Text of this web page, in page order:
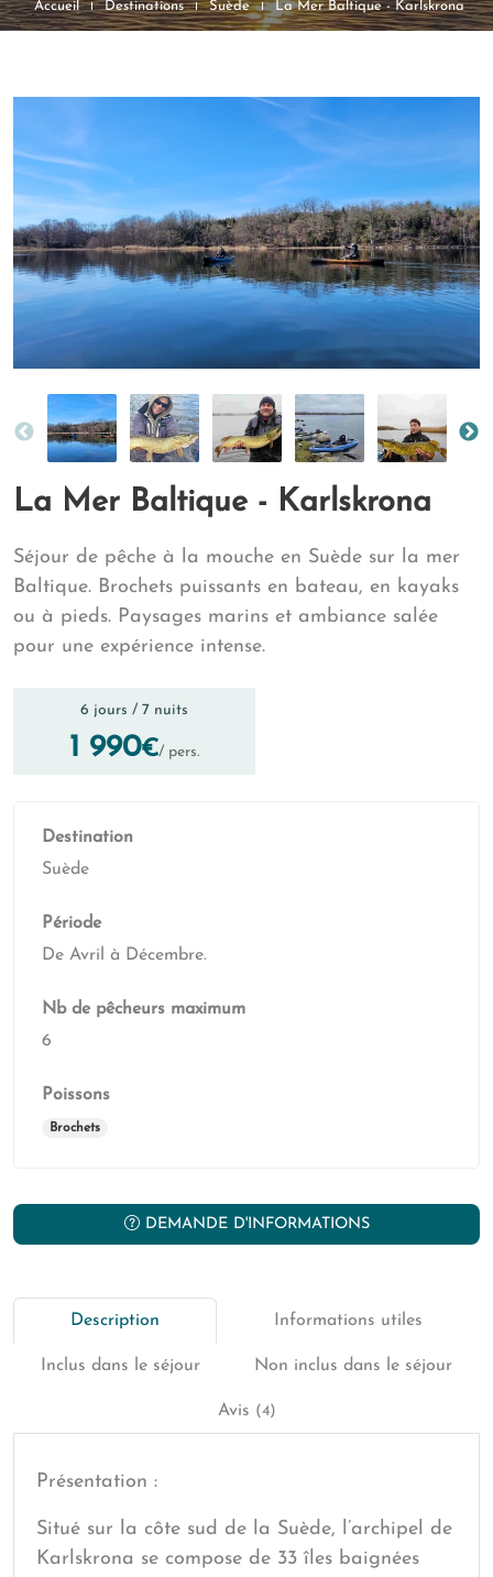
Accueil Destinations Suède La Mer Baltique - Karlskrona
La Mer Baltique - Karlskrona
Séjour de pêche à la mouche en Suède sur la mer
Baltique. Brochets puissants en bateau, en kayaks
ou à pieds. Paysages marins et ambiance salée
pour une expérience intense.
6 jours / 7 nuits
1 990€/ pers.
Destination
Suède
Période
De Avril à Décembre.
Nb de pêcheurs maximum
6
Poissons
Brochets
DEMANDE D'INFORMATIONS
Description Informations utiles
Inclus dans le séjour Non inclus dans le séjour
Avis (4)
Présentation :
Situé sur la côte sud de la Suède, l’archipel de
Karlskrona se compose de 33 îles baignées